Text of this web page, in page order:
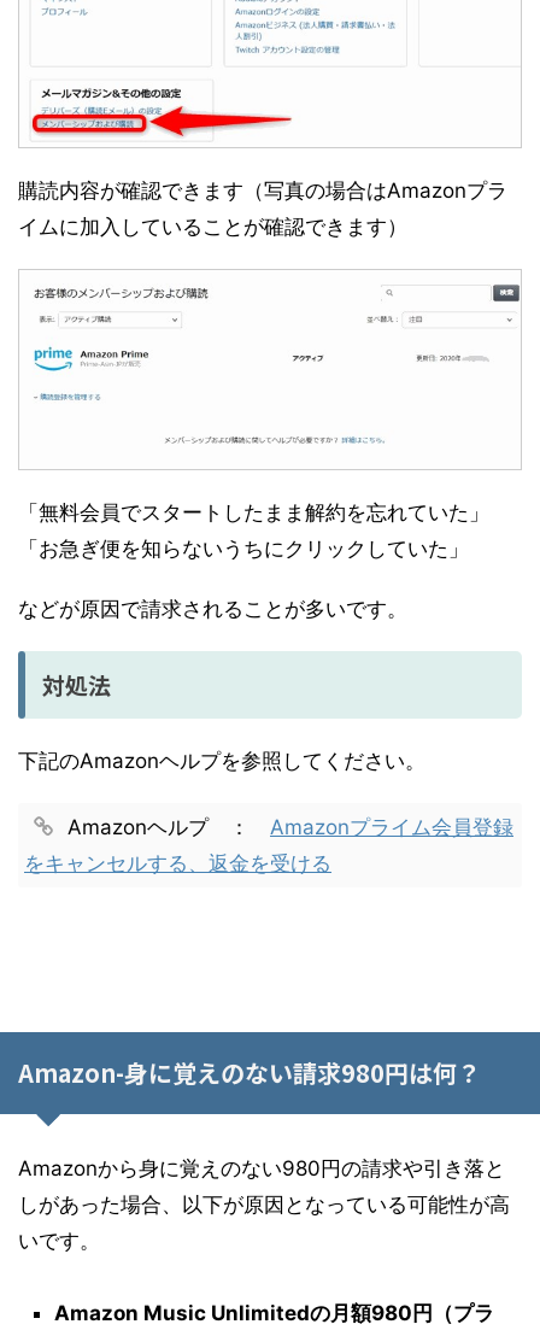
購読内容が確認できます（写真の場合はAmazonプラ
イムに加入していることが確認できます）
「無料会員でスタートしたまま解約を忘れていた」
「お急ぎ便を知らないうちにクリックしていた」
などが原因で請求されることが多いです。
対処法
下記のAmazonヘルプを参照してください。
Amazonヘルプ ： Amazonプライム会員登録
をキャンセルする、返金を受ける
Amazon-身に覚えのない請求980円は何？
Amazonから身に覚えのない980円の請求や引き落と
しがあった場合、以下が原因となっている可能性が高
いです。
Amazon Music Unlimitedの月額980円（プラ